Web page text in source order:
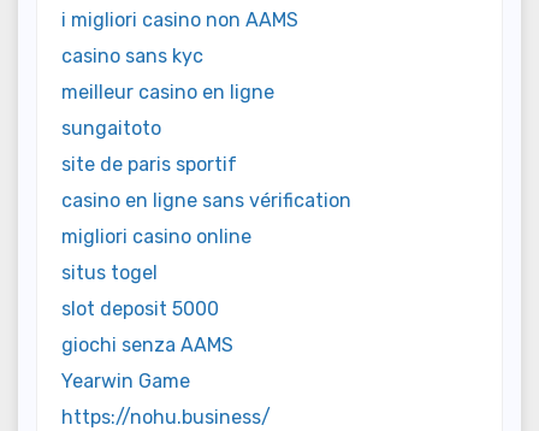
i migliori casino non AAMS
casino sans kyc
meilleur casino en ligne
sungaitoto
site de paris sportif
casino en ligne sans vérification
migliori casino online
situs togel
slot deposit 5000
giochi senza AAMS
Yearwin Game
https://nohu.business/